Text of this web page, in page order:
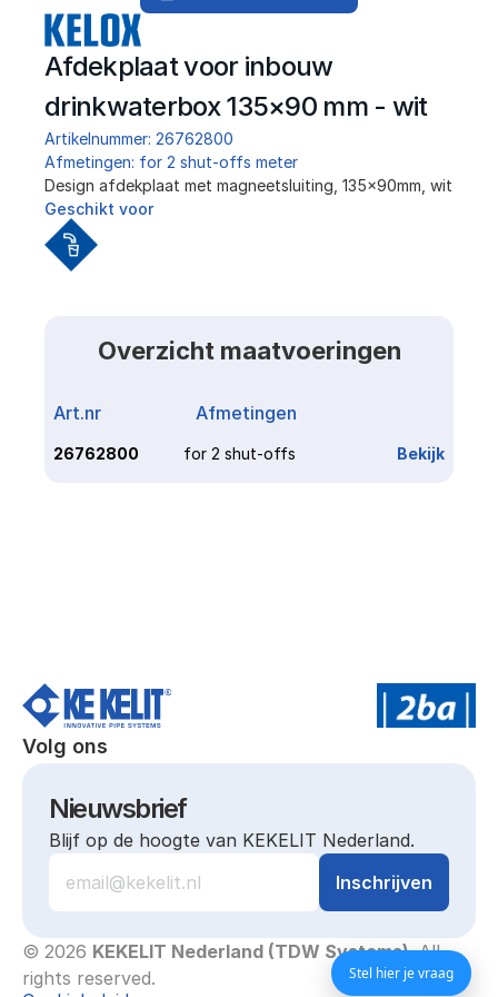
Afdekplaat voor inbouw
drinkwaterbox 135×90 mm - wit
Artikelnummer: 26762800
Afmetingen: for 2 shut-offs meter
Design afdekplaat met magneetsluiting, 135x90mm, wit
Geschikt voor
Overzicht maatvoeringen
Art.nr Afmetingen
26762800 for 2 shut-offs Bekijk
Volg ons
Nieuwsbrief
Blijf op de hoogte van KEKELIT Nederland.
© 2026 KEKELIT Nederland (TDW Systems). All
rights reserved.
Stel hier je vraag